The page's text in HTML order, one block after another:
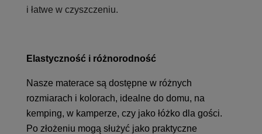
i łatwe w czyszczeniu.
Elastyczność i różnorodność
Nasze materace są dostępne w różnych
rozmiarach i kolorach, idealne do domu, na
kemping, w kamperze, czy jako łóżko dla gości.
Po złożeniu mogą służyć jako praktyczne